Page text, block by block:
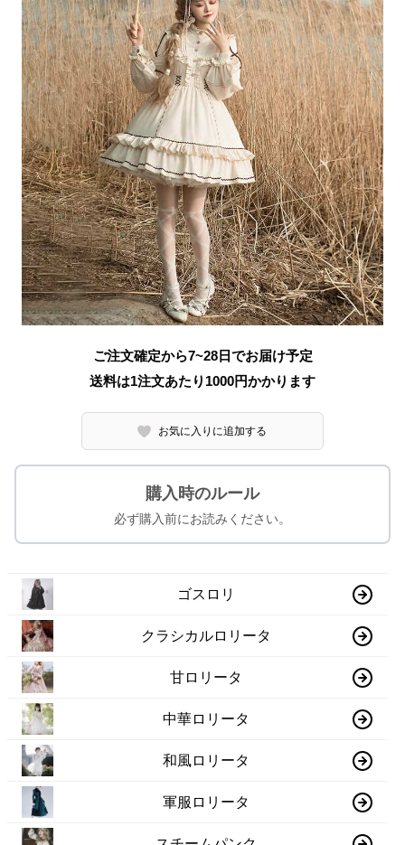
ご注文確定から7~28日でお届け予定
送料は1注文あたり 1000円かかります
お気に入りに追加する
購入時のルール
必ず購入前にお読みください。
ゴスロリ
クラシカルロリータ
甘ロリータ
中華ロリータ
和風ロリータ
軍服ロリータ